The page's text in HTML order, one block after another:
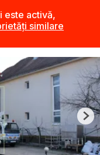
este activă,
similare